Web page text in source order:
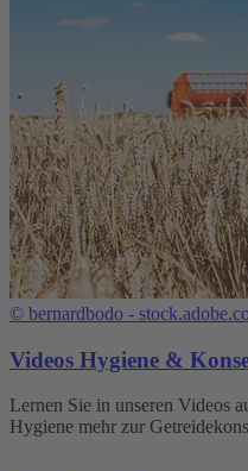
© bernardbodo -
Videos Hygiene &
Lernen Sie in unseren Videos
Hygiene mehr zur